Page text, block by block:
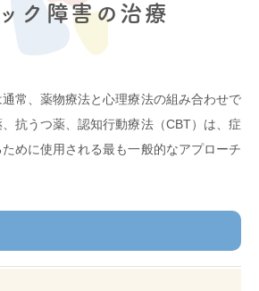
ク障害の治療
常、薬物療法と心理療法の組み合わせで
抗うつ薬、認知行動療法（CBT）は、症
めに使用される最も一般的なアプローチ